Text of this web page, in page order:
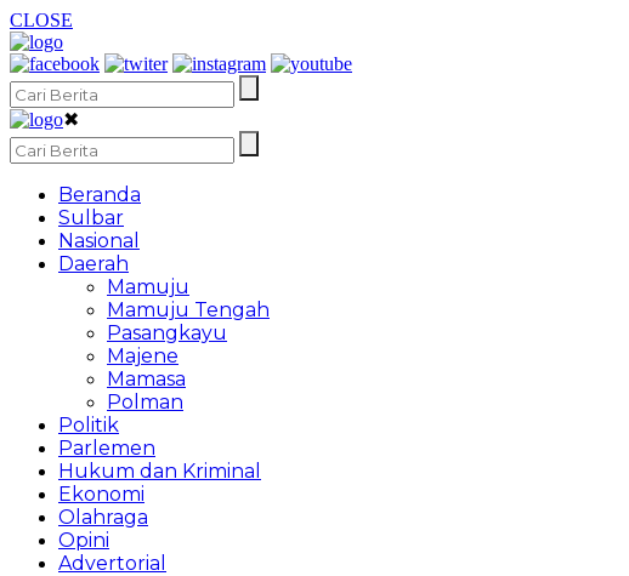
CLOSE
✖
Beranda
Sulbar
Nasional
Daerah
Mamuju
Mamuju Tengah
Pasangkayu
Majene
Mamasa
Polman
Politik
Parlemen
Hukum dan Kriminal
Ekonomi
Olahraga
Opini
Advertorial